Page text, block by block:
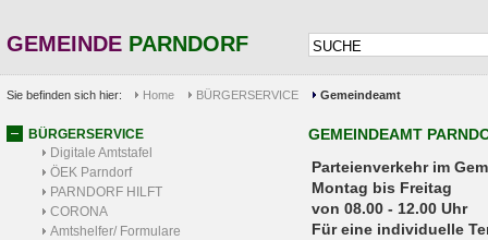
GEMEINDE PARNDORF
Sie befinden sich hier: Home BÜRGERSERVICE Gemeindeamt
BÜRGERSERVICE
Digitale Amtstafel
ÖEK Parndorf
PARNDORF HILFT
CORONA
Amtshelfer/ Formulare
GEMEINDEAMT
Parteienverkehr
Montag bis Freitag
von 08.00 - 12.00 Uhr
Für eine individuelle